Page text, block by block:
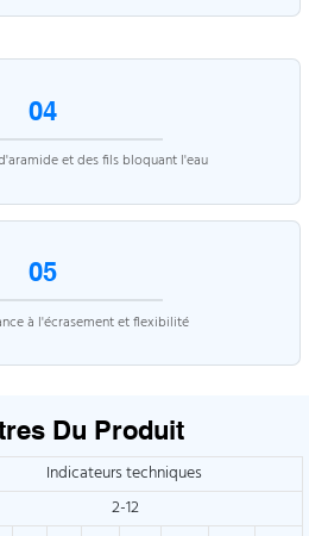
04
et des fils bloquant l'eau
05
à l'écrasement et flexibilité
Du Produit
Indicateurs techniques
2-12